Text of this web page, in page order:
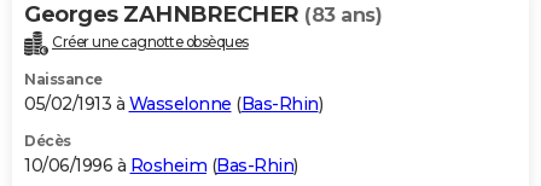
Georges ZAHNBRECHER (83 ans)
Créer une cagnotte obsèques
Naissance
05/02/1913 à Wasselonne (Bas-Rhin)
Décès
10/06/1996 à Rosheim (Bas-Rhin)